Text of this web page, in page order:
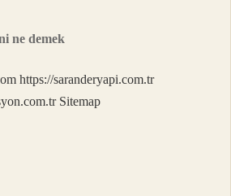
ne demek
https://saranderyapi.com.tr
Sitemap